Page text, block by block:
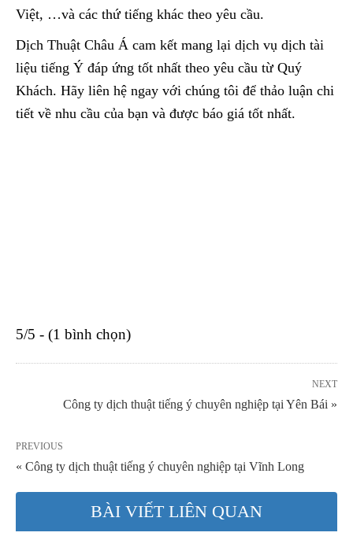
Việt, …và các thứ tiếng khác theo yêu cầu.
Dịch Thuật Châu Á cam kết mang lại dịch vụ dịch tài
liệu tiếng Ý đáp ứng tốt nhất theo yêu cầu từ Quý
Khách. Hãy liên hệ ngay với chúng tôi để thảo luận chi
tiết về nhu cầu của bạn và được báo giá tốt nhất.
5/5 - (1 bình chọn)
NEXT
Công ty dịch thuật tiếng ý chuyên nghiệp tại Yên Bái »
PREVIOUS
« Công ty dịch thuật tiếng ý chuyên nghiệp tại Vĩnh Long
BÀI VIẾT LIÊN QUAN